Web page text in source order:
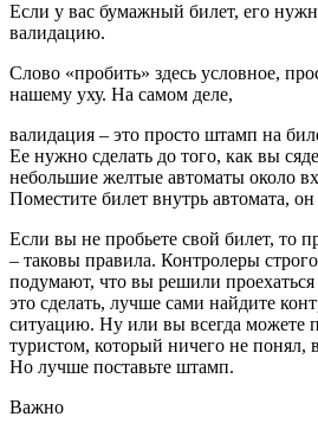
Если у вас бумажный билет, его
валидацию.
Слово «пробить» здесь условное,
нашему уху. На самом деле,
валидация – это просто штамп на
Ее нужно сделать до того, как вы
небольшие желтые автоматы около
Поместите билет внутрь автомата,
Если вы не пробьете свой билет, то
– таковы правила. Контролеры
подумают, что вы решили
это сделать, лучше сами найдите
ситуацию. Ну или вы всегда можете
туристом, который ничего не понял,
Но лучше поставьте штамп.
Важно